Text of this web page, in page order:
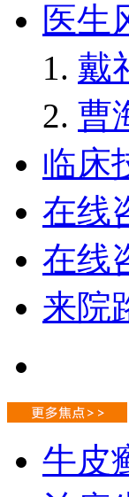
医生
戴
曹
临床
在线
在线
来院
牛皮